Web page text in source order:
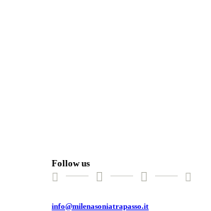
Follow us
info@milenasoniatrapasso.it